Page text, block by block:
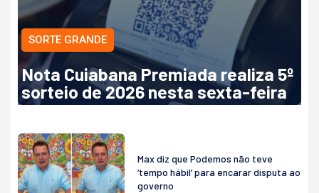
SORTE GRANDE
Nota Cuiabana Premiada realiza 5º
sorteio de 2026 nesta sexta-feira
Max diz que Podemos não teve
‘tempo hábil’ para encarar disputa ao
governo